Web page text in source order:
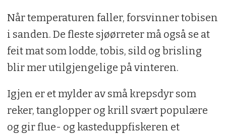
Når temperaturen faller, forsvinner tobisen
i sanden. De fleste sjøørreter må også se at
feit mat som lodde, tobis, sild og brisling
blir mer utilgjengelige på vinteren.
Igjen er et mylder av små krepsdyr som
reker, tanglopper og krill svært populære
og gir flue- og kasteduppfiskeren et